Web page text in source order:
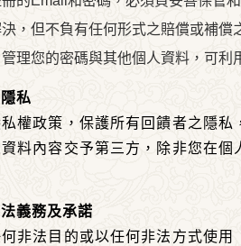
，但不負有任何形式之賠償或補償
理您的密碼與其他個人資料，可利
私
私權政策 ，保護所有回饋者之隱
料內容交予第三方，除非您在
義務及承諾
非法目的或以任何非法方式使